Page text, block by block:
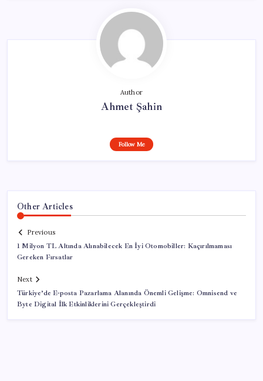
Author
Ahmet Şahin
Follow Me
Other Articles
Previous
1 Milyon TL Altında Alınabilecek En İyi Otomobiller: Kaçırılmaması
Gereken Fırsatlar
Next
Türkiye’de E-posta Pazarlama Alanında Önemli Gelişme: Omnisend ve
Byte Digital İlk Etkinliklerini Gerçekleştirdi